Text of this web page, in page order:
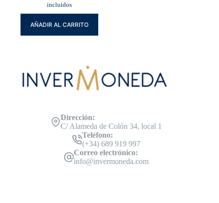
incluidos
AÑADIR AL CARRITO
Dirección:
C/ Alameda de Colón 34, local 1
Teléfono:
(+34) 689 919 997
Correo electrónico:
info@invermoneda.com